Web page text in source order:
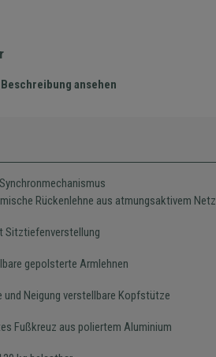
ansehen
Rückenlehne aus atmungsaktivem Netz
Sitztiefenverstellung
gepolsterte Armlehnen
und Neigung verstellbare Kopfstütze
Fußkreuz aus poliertem Aluminium